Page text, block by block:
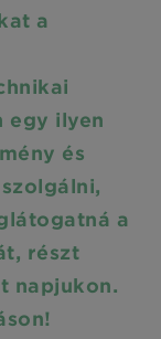
a
egy ilyen
és
a
részt
napjukon.